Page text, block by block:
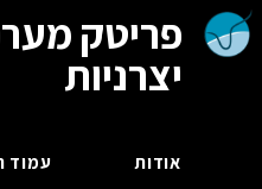
פריטק
יצרניות
אודות עמוד